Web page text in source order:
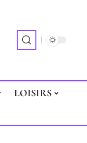
LOISIRS